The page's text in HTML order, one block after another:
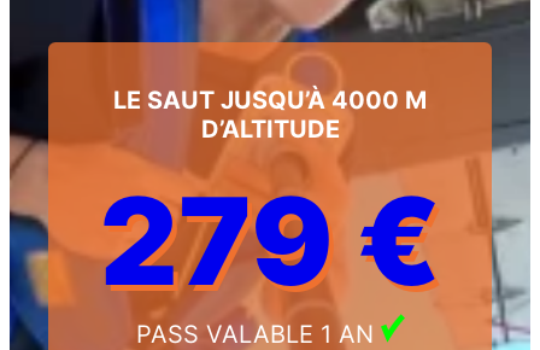
LE SAUT JUSQU’À 4000 M
D’ALTITUDE
279 €
PASS VALABLE 1 AN